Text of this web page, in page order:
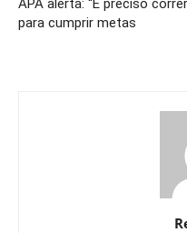
para cumprir metas